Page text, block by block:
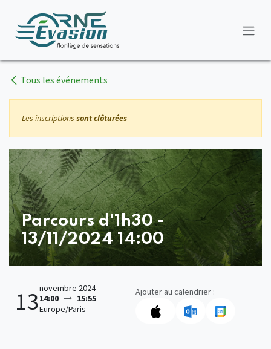
Tous les événements
Les inscriptions sont clôturées
Parcours d'1h30 -
13/11/2024 14:00
13novembre 2024
14:00
15:55
Europe/Paris
Ajouter au calendrier :